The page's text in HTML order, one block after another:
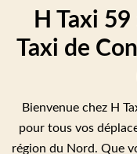
H Taxi
Taxi de
Bienvenue chez H
pour tous vos
région du Nord. Que